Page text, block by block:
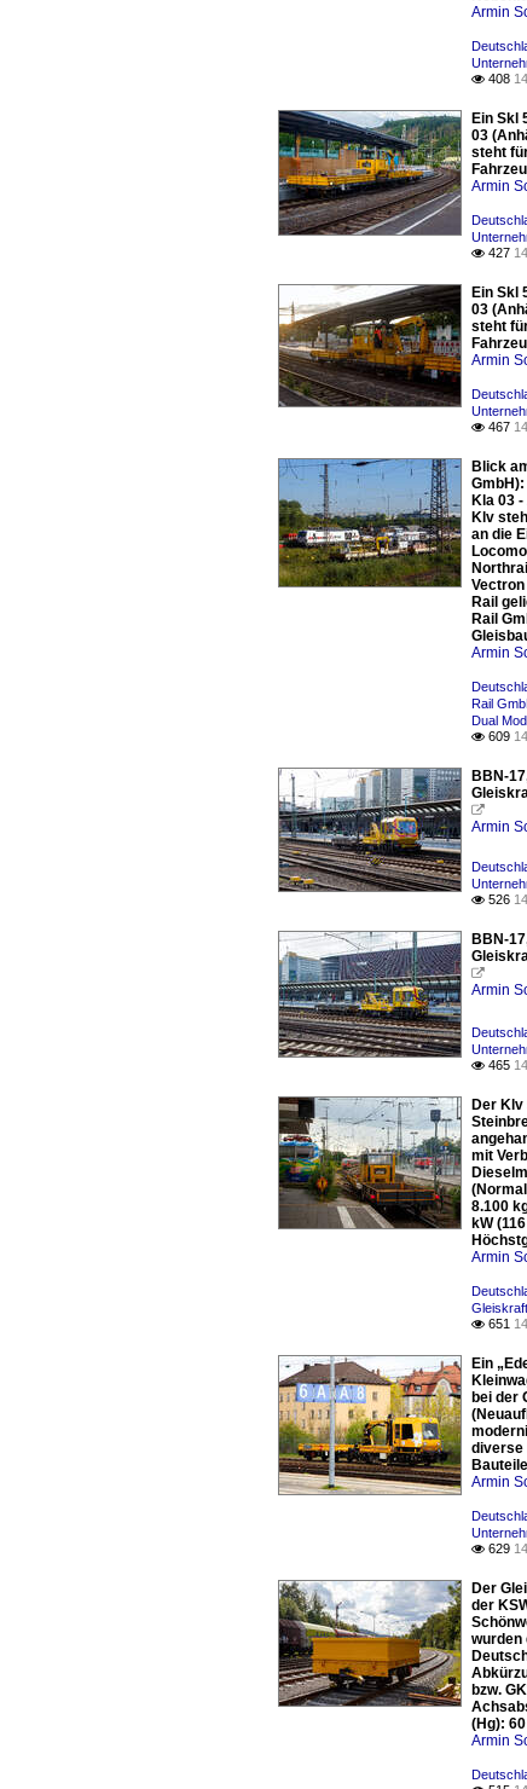
Armin
 408
Ein Skl
03
steht
Armin
 427
Ein Skl
03
steht
Armin
 467
Blick
Kla 03
Klv
an die
Rail
Rail
Armin
Rail
Dual
 609
BBN-

Armin
 526
BBN-

Armin
 465
Der
mit
8.100
kW
Armin
 651
Ein
bei der
diverse
Armin
 629
Der
der
wurden
bzw.
(Hg):
Armin